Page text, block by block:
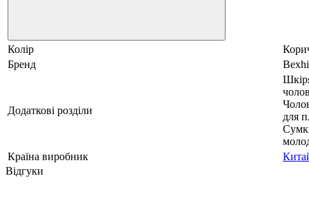
Колір
Бренд
Додаткові розділи
для
Країна виробник
Відгуки